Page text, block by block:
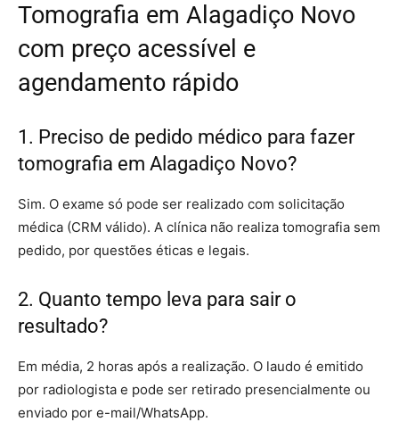
Tomografia em Alagadiço Novo
com preço acessível e
agendamento rápido
1. Preciso de pedido médico para fazer
tomografia em Alagadiço Novo?
Sim. O exame só pode ser realizado com solicitação
médica (CRM válido). A clínica não realiza tomografia sem
pedido, por questões éticas e legais.
2. Quanto tempo leva para sair o
resultado?
Em média, 2 horas após a realização. O laudo é emitido
por radiologista e pode ser retirado presencialmente ou
enviado por e-mail/WhatsApp.